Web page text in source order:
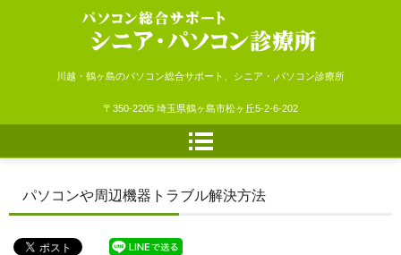
シニア・パソコン診療所
川越・鶴ヶ島のパソコン総合サポート、シニア・,パソコン診療所
〒350-2205 埼玉県鶴ヶ島市松ヶ丘5-2-6-202
パソコンや周辺機器トラブル解決方法